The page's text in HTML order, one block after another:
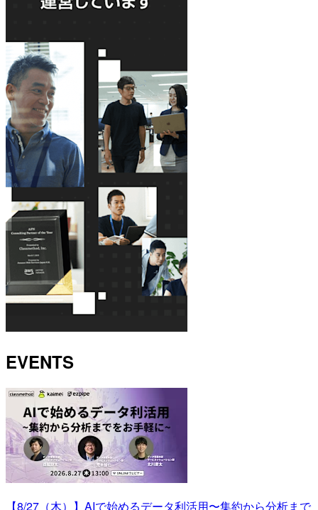
EVENTS
【8/27（木）】AIで始めるデータ利活用〜集約から分析まで